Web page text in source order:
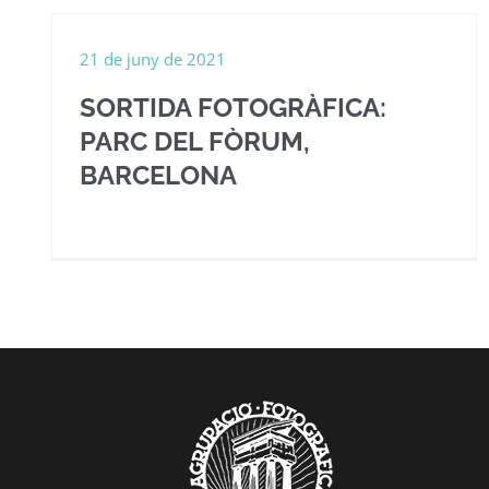
SORTIDA FOTOGRÀFICA:
PARC DEL FÒRUM,
BARCELONA
21 de juny de 2021